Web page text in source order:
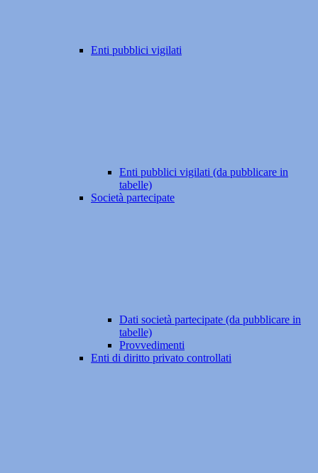
Enti pubblici vigilati
Enti pubblici vigilati (da pubblicare in
tabelle)
Società partecipate
Dati società partecipate (da pubblicare in
tabelle)
Provvedimenti
Enti di diritto privato controllati